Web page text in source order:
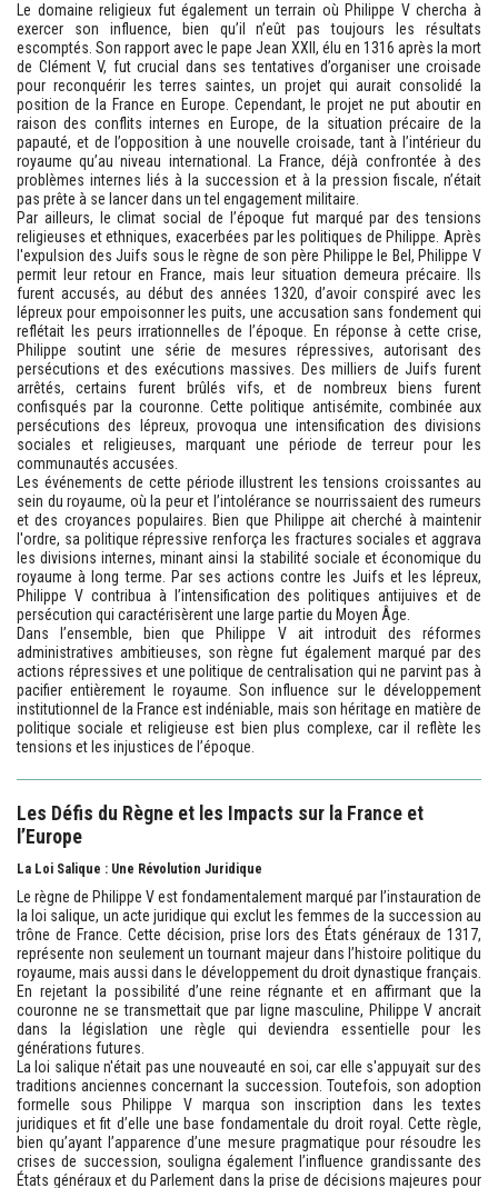
Le domaine religieux fut également un terrain où Philippe V chercha à
exercer son influence, bien qu’il n’eût pas toujours les résultats
escomptés. Son rapport avec le pape Jean XXII, élu en 1316 après la mort
de Clément V, fut crucial dans ses tentatives d’organiser une croisade
pour reconquérir les terres saintes, un projet qui aurait consolidé la
position de la France en Europe. Cependant, le projet ne put aboutir en
raison des conflits internes en Europe, de la situation précaire de la
papauté, et de l’opposition à une nouvelle croisade, tant à l’intérieur du
royaume qu’au niveau international. La France, déjà confrontée à des
problèmes internes liés à la succession et à la pression fiscale, n’était
pas prête à se lancer dans un tel engagement militaire.
Par ailleurs, le climat social de l’époque fut marqué par des tensions
religieuses et ethniques, exacerbées par les politiques de Philippe. Après
l'expulsion des Juifs sous le règne de son père Philippe le Bel, Philippe V
permit leur retour en France, mais leur situation demeura précaire. Ils
furent accusés, au début des années 1320, d’avoir conspiré avec les
lépreux pour empoisonner les puits, une accusation sans fondement qui
reflétait les peurs irrationnelles de l’époque. En réponse à cette crise,
Philippe soutint une série de mesures répressives, autorisant des
persécutions et des exécutions massives. Des milliers de Juifs furent
arrêtés, certains furent brûlés vifs, et de nombreux biens furent
confisqués par la couronne. Cette politique antisémite, combinée aux
persécutions des lépreux, provoqua une intensification des divisions
sociales et religieuses, marquant une période de terreur pour les
communautés accusées.
Les événements de cette période illustrent les tensions croissantes au
sein du royaume, où la peur et l’intolérance se nourrissaient des rumeurs
et des croyances populaires. Bien que Philippe ait cherché à maintenir
l'ordre, sa politique répressive renforça les fractures sociales et aggrava
les divisions internes, minant ainsi la stabilité sociale et économique du
royaume à long terme. Par ses actions contre les Juifs et les lépreux,
Philippe V contribua à l’intensification des politiques antijuives et de
persécution qui caractérisèrent une large partie du Moyen Âge.
Dans l’ensemble, bien que Philippe V ait introduit des réformes
administratives ambitieuses, son règne fut également marqué par des
actions répressives et une politique de centralisation qui ne parvint pas à
pacifier entièrement le royaume. Son influence sur le développement
institutionnel de la France est indéniable, mais son héritage en matière de
politique sociale et religieuse est bien plus complexe, car il reflète les
tensions et les injustices de l’époque.
Les Défis du Règne et les Impacts sur la France et
l’Europe
La Loi Salique : Une Révolution Juridique
Le règne de Philippe V est fondamentalement marqué par l’instauration de
la loi salique, un acte juridique qui exclut les femmes de la succession au
trône de France. Cette décision, prise lors des États généraux de 1317,
représente non seulement un tournant majeur dans l’histoire politique du
royaume, mais aussi dans le développement du droit dynastique français.
En rejetant la possibilité d’une reine régnante et en affirmant que la
couronne ne se transmettait que par ligne masculine, Philippe V ancrait
dans la législation une règle qui deviendra essentielle pour les
générations futures.
La loi salique n'était pas une nouveauté en soi, car elle s'appuyait sur des
traditions anciennes concernant la succession. Toutefois, son adoption
formelle sous Philippe V marqua son inscription dans les textes
juridiques et fit d’elle une base fondamentale du droit royal. Cette règle,
bien qu’ayant l’apparence d’une mesure pragmatique pour résoudre les
crises de succession, souligna également l’influence grandissante des
États généraux et du Parlement dans la prise de décisions majeures pour